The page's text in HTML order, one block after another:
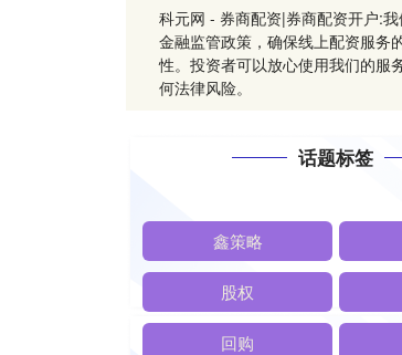
科元网 - 券商配资|券商配资开户:
金融监管政策，确保线上配资服务
性。投资者可以放心使用我们的服
何法律风险。
话题标签
鑫策略
股权
回购